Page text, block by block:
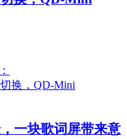
一块歌词屏带来意